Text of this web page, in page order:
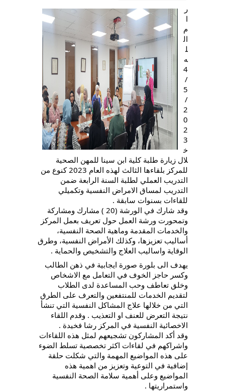
ر
ا
م
ال
ل
ه
4
/
5
/
2
0
2
3
خ
لال زيارة طلبة كلية ابن سينا للمهن الصحية
للمركز بلقاءها الثالث لهذه العام 2023 كنوع من
التدريب العملي لطلبة السنة الرابعة ضمن
التدريب لمساق الامراض النفسية وتكميلي
للقاءات بسنوات سابقة .
وقد شارك في الورشة (20 ) مشارك ومشاركة
وتمحورت ورشة العمل حول تعريف بعمل المركز
والخدمات المقدمة وماهية الصحة النفسية،
أساليب تعزيزها، وكذلك الأمراض النفسية، وطرق
الوقاية واساليب العلاج والتشخيص والحماية .
يهدف الى بلورة صورة ايجابية في ذهن الطالب
وكسر حاجز الخوف في التعامل مع الاشخاص
وخلق تعاطف وحب المساعدة لدى الطلاب
لتقديم الخدمات للمنتفعين والتعرف على الطرق
التي من خلالها علاج المشاكل النفسية التي تنشأ
نتيجة التعرض للعنف او التعذيب . وقدم اللقاء
الاخصائية النفسية في المركز رشا فخيدة .
وقد أكد المشاركون تشجيعهم لمثل هذه اللقاءات
واشراكهم في لقاءات اكثر تخصصية تسلط الضوء
على هذه المواضيع المهمة والتي شكلت حلقة
إضافية في التوعية وتعزيز من اهمية هذه
المواضيع وعلى أهمية سلامة الصحة النفسية
واستمراريتها .